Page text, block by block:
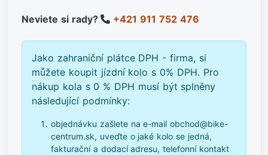
Neviete si rady? +421 911 752 476
Jako zahraniční plátce DPH - firma, si
můžete koupit jízdní kolo s 0% DPH. Pro
nákup kola s 0 % DPH musí být splněny
následující podmínky:
objednávku zašlete na e-mail obchod@bike-
centrum.sk, uveďte o jaké kolo se jedná,
fakturační a dodací adresu, telefonní kontakt